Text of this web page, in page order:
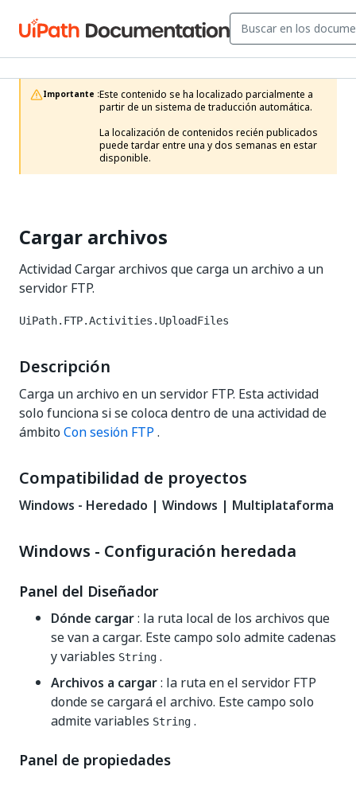
Importante :Este contenido se ha localizado parcialmente a
partir de un sistema de traducción automática.
La localización de contenidos recién publicados
puede tardar entre una y dos semanas en estar
disponible.
Cargar archivos
Actividad Cargar archivos que carga un archivo a un
servidor FTP.
UiPath.FTP.Activities.UploadFiles
Descripción
Carga un archivo en un servidor FTP. Esta actividad
solo funciona si se coloca dentro de una actividad de
ámbito Con sesión FTP.
Compatibilidad de proyectos
Windows - Heredado | Windows | Multiplataforma
Windows - Configuración heredada
Panel del Diseñador
Dónde cargar: la ruta local de los archivos que
se van a cargar. Este campo solo admite cadenas
y variables String .
Archivos a cargar: la ruta en el servidor FTP
donde se cargará el archivo. Este campo solo
admite variables String .
Panel de propiedades